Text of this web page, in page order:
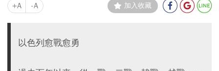
+A -A 加入收藏
以色列愈戰愈勇